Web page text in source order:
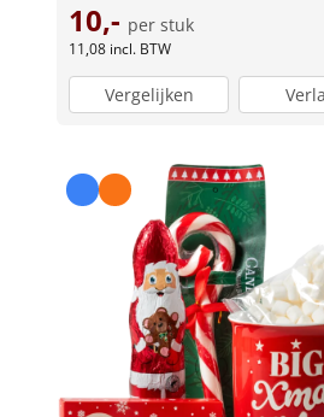
10,- per stuk
11,08 incl. BTW
Vergelijken